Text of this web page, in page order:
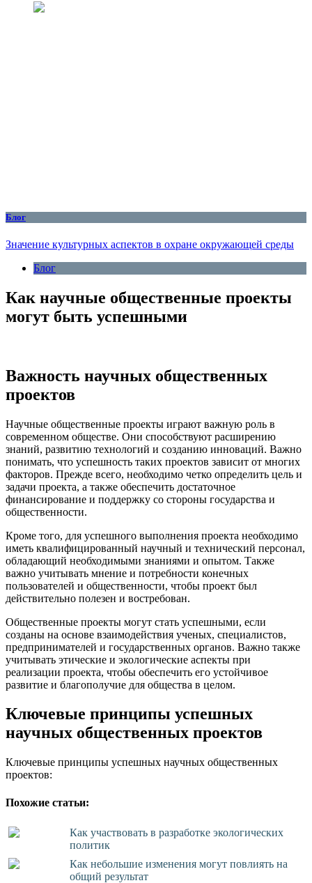
Блог
Значение культурных аспектов в охране окружающей среды
Блог
Как научные общественные проекты
могут быть успешными
Важность научных общественных
проектов
Научные общественные проекты играют важную роль в
современном обществе. Они способствуют расширению
знаний, развитию технологий и созданию инноваций. Важно
понимать, что успешность таких проектов зависит от многих
факторов. Прежде всего, необходимо четко определить цель и
задачи проекта, а также обеспечить достаточное
финансирование и поддержку со стороны государства и
общественности.
Кроме того, для успешного выполнения проекта необходимо
иметь квалифицированный научный и технический персонал,
обладающий необходимыми знаниями и опытом. Также
важно учитывать мнение и потребности конечных
пользователей и общественности, чтобы проект был
действительно полезен и востребован.
Общественные проекты могут стать успешными, если
созданы на основе взаимодействия ученых, специалистов,
предпринимателей и государственных органов. Важно также
учитывать этические и экологические аспекты при
реализации проекта, чтобы обеспечить его устойчивое
развитие и благополучие для общества в целом.
Ключевые принципы успешных
научных общественных проектов
Ключевые принципы успешных научных общественных
проектов:
Похожие статьи:
Как участвовать в разработке экологических
политик
Как небольшие изменения могут повлиять на
общий результат